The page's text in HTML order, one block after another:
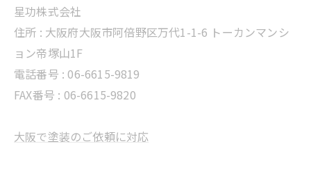
星功株式会社
住所 : 大阪府大阪市阿倍野区万代1-1-6 トーカンマンシ
ョン帝塚山1F
電話番号 : 06-6615-9819
FAX番号 : 06-6615-9820
大阪で塗装のご依頼に対応